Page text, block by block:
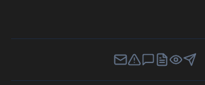
Newsletter
Canal de
Buzón de
PerfilLey de